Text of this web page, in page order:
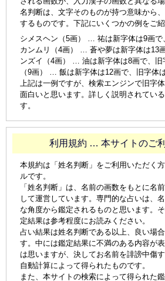
名判断は、文字そのものが持つ意味から
するものです。下記にいくつかの例をご紹
シメスヘン（5画） … 祐は新字体は9画で
カンムリ（4画） … 蒼や夢は新字体は13
ンズイ（4画） … 油は新字体は8画で、旧
（9画） … 飯は新字体は12画で、旧字体
上記は一例ですが、検索エンジンで旧字
面白いと思います。詳しく説明されてい
す。
利用規約 … 本サイトのご
本規約は「姓名判断」をご利用いただく
ルです。
「姓名判断」は、名前の画数をもとに名
して運営しています。専門的な占いは、
な角度から鑑定されるものと思います。
定結果は参考程度にお読みください。
占い結果は姓名判断である以上、良い場
す。中には鑑定結果に不満のある内容が
は思いますが、決してお名前を誹謗中傷
自動計算によって得られたものです。
また、本サイトの検索によって得られた